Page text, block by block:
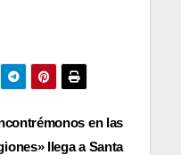
en las
llega a Santa